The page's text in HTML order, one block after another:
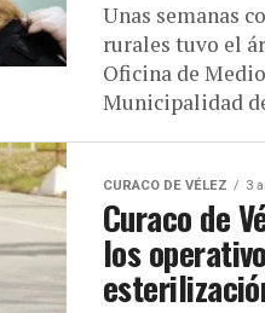
Unas semanas
rurales tuvo el
Oficina de
Municipalidad
CURACO DE VÉLEZ 3
Curaco de
los